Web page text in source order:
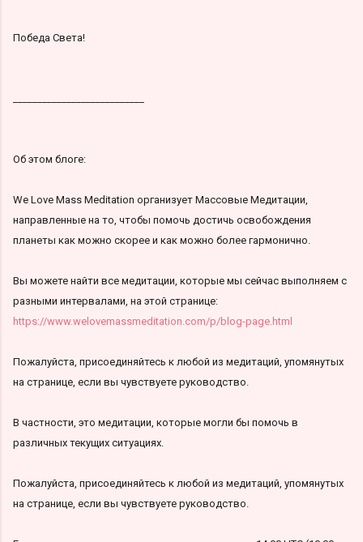
Победа Света!
Об этом блоге:
We Love Mass Meditation организует Массовые Медитации,
направленные на то, чтобы помочь достичь освобождения
планеты как можно скорее и как можно более гармонично.
Вы можете найти все медитации, которые мы сейчас выполняем с
разными интервалами, на этой странице:
https://www.welovemassmeditation.com/p/blog-page.html
Пожалуйста, присоединяйтесь к любой из медитаций, упомянутых
на странице, если вы чувствуете руководство.
В частности, это медитации, которые могли бы помочь в
различных текущих ситуациях.
Пожалуйста, присоединяйтесь к любой из медитаций, упомянутых
на странице, если вы чувствуете руководство.